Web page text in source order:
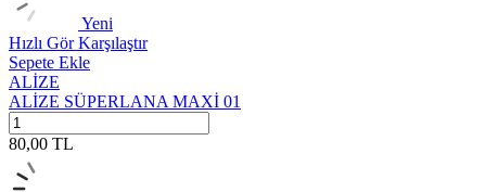
Yeni
Hızlı GörKarşılaştır
Sepete Ekle
ALİZE
ALİZE SÜPERLANA MAXİ 01
80,00 TL